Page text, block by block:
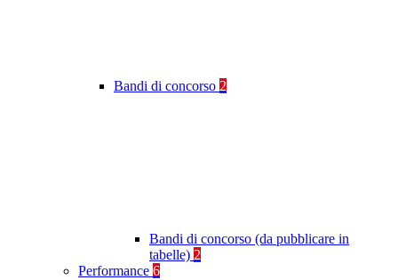
Bandi di concorso 2
Bandi di concorso (da pubblicare in
tabelle) 2
Performance 6